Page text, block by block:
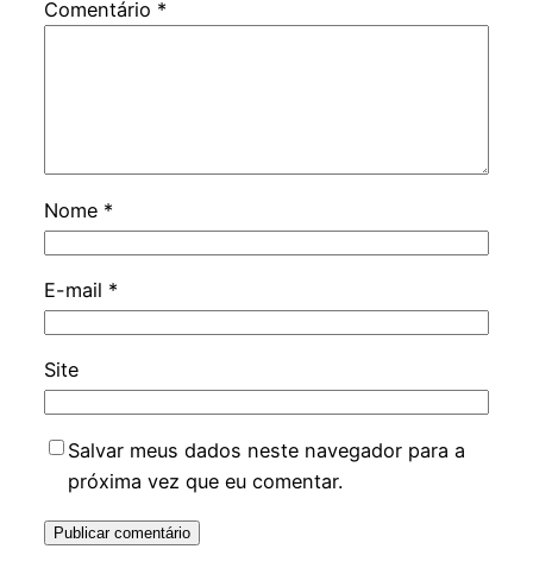
Comentário *
Nome *
E-mail *
Site
Salvar meus dados neste navegador para a
próxima vez que eu comentar.